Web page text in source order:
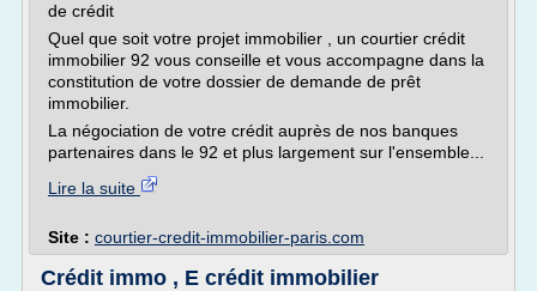
de crédit
Quel que soit votre projet immobilier , un courtier crédit
immobilier 92 vous conseille et vous accompagne dans la
constitution de votre dossier de demande de prêt
immobilier.
La négociation de votre crédit auprès de nos banques
partenaires dans le 92 et plus largement sur l'ensemble...
Lire la suite
Site : courtier-credit-immobilier-paris.com
Crédit immo , E crédit immobilier